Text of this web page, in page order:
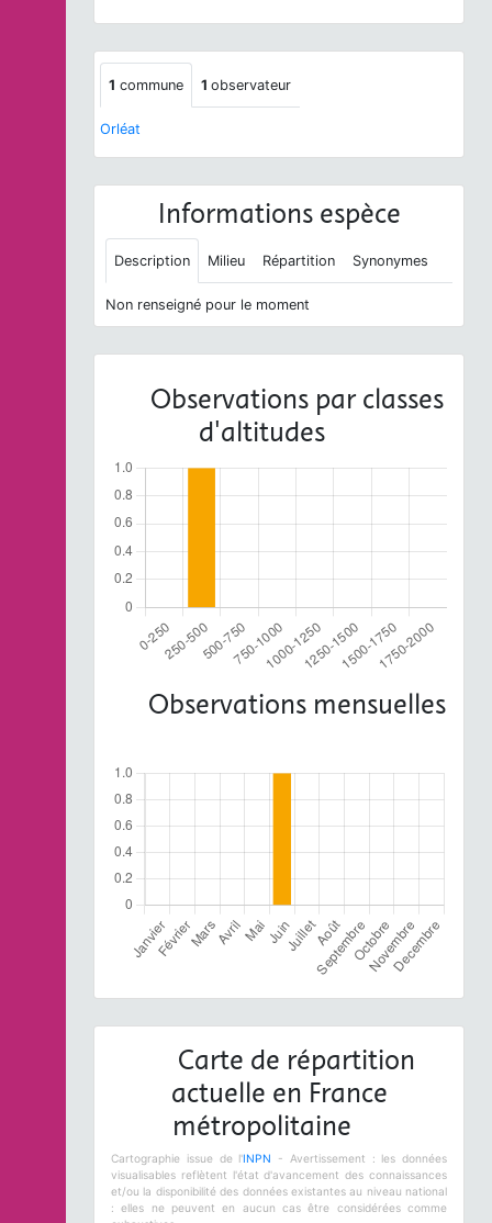
1 commune 1 observateur
Orléat
Informations espèce
Description Milieu Répartition Synonymes
Non renseigné pour le moment
Observations par classes
d'altitudes
Observations mensuelles
Carte de répartition
actuelle en France
métropolitaine
Cartographie issue de l'INPN
- Avertissement : les données
visualisables reflètent l'état d'avancement des connaissances
et/ou la disponibilité des données existantes au niveau national
: elles ne peuvent en aucun cas être considérées comme